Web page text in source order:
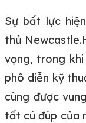
Sự bất lực
thủ
vọng, trong
phô diễn kỹ
cùng được
tất cú đúp của